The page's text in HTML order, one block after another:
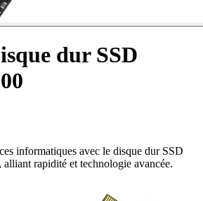
dur SSD
informatiques avec le disque dur SSD
rapidité et technologie avancée.